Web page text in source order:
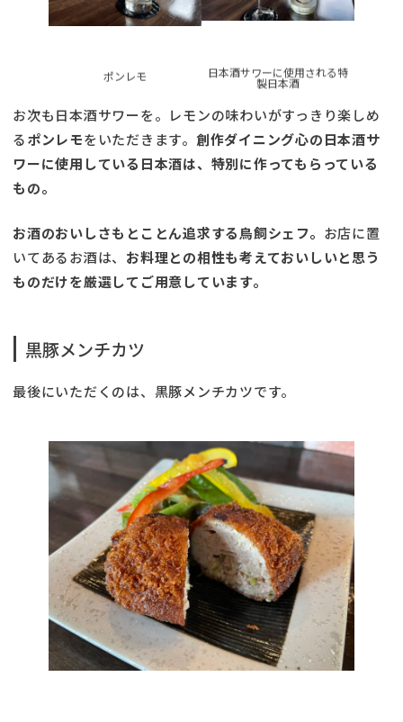
ポンレモ 日本酒サワーに使用される特
製日本酒
お次も日本酒サワーを。レモンの味わいがすっきり楽しめ
るポンレモをいただきます。 創作ダイニング心の日本酒サ
ワーに使用している日本酒は、特別に作ってもらっている
もの。
お酒のおいしさもとことん追求する鳥飼シェフ。 お店に置
いてあるお酒は、 お料理との相性も考えておいしいと思う
ものだけを厳選してご用意しています。
黒豚メンチカツ
最後にいただくのは、黒豚メンチカツです。